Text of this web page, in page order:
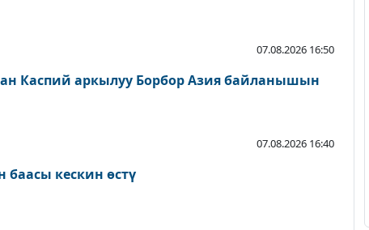
07.08.2026 16:50
Каспий аркылуу Борбор Азия байланышын
07.08.2026 16:40
кескин өстү